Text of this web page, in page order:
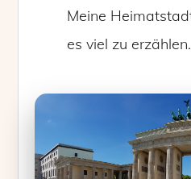
Meine
es viel zu erzählen.